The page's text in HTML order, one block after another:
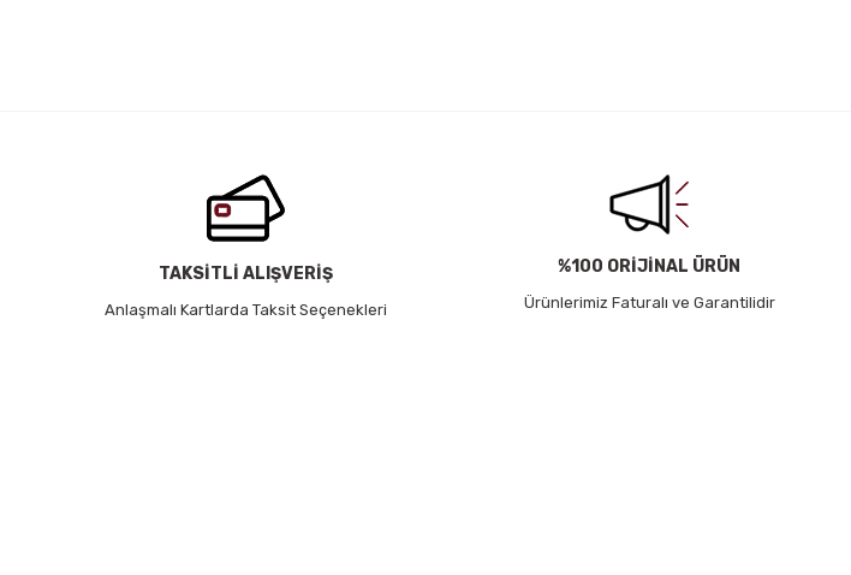
TAKSİTLİ ALIŞVERİŞ
Anlaşmalı Kartlarda Taksit Seçenekleri
%100 ORİJİNAL ÜRÜN
Ürünlerimiz Faturalı ve Garantilidir